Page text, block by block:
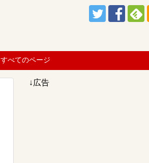
すべてのページ
↓広告